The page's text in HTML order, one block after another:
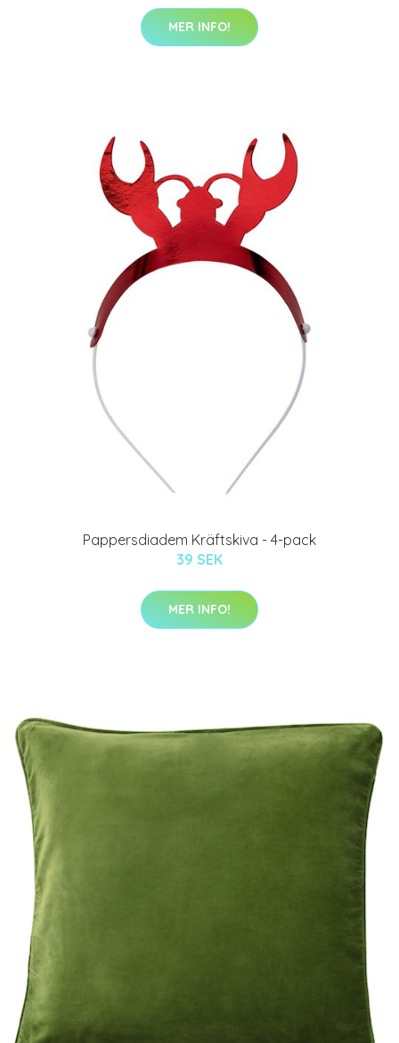
MER INFO!
Pappersdiadem Kräftskiva - 4-pack
39 SEK
MER INFO!